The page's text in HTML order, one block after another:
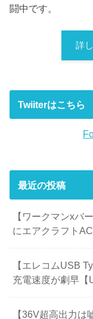
闘中です。
詳
Twiiterはこちら
最近の投稿
【ワークマンxバ
にエアクラフト
【エレコムUSB
充電速度が劇早【
【36V超高出力